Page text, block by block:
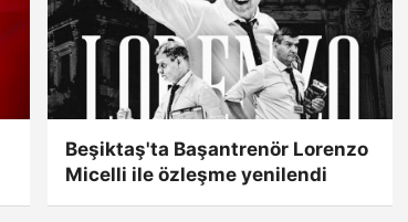
Beşiktaş'ta Başantrenör Lorenzo
Micelli ile özleşme yenilendi